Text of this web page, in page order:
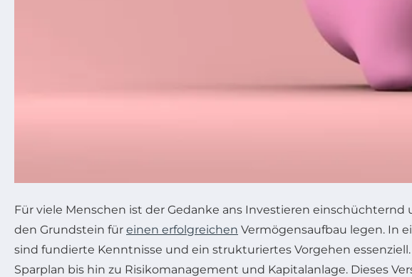
Für viele Menschen ist der Gedanke ans Investieren
den Grundstein für einen erfolgreichen Vermögensaufbau legen. In
sind fundierte Kenntnisse und ein strukturiertes Vorgehen
Sparplan bis hin zu Risikomanagement und Kapitalanlage. Dieses